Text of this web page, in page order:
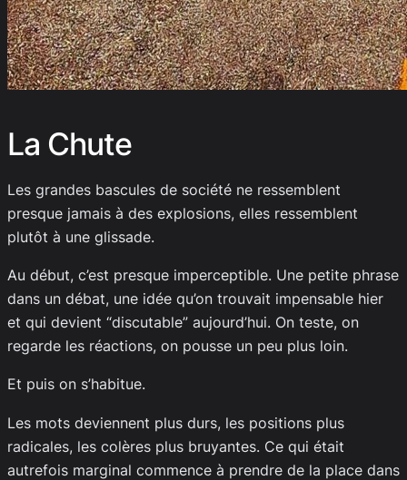
La Chute
Les grandes bascules de société ne ressemblent
presque jamais à des explosions, elles ressemblent
plutôt à une glissade.
Au début, c’est presque imperceptible. Une petite phrase
dans un débat, une idée qu’on trouvait impensable hier
et qui devient “discutable” aujourd’hui. On teste, on
regarde les réactions, on pousse un peu plus loin.
Et puis on s’habitue.
Les mots deviennent plus durs, les positions plus
radicales, les colères plus bruyantes. Ce qui était
autrefois marginal commence à prendre de la place dans